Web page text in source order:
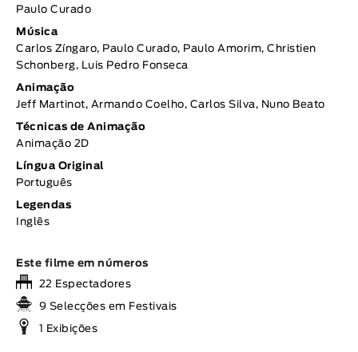
Paulo Curado
Música
Carlos Zíngaro, Paulo Curado, Paulo Amorim, Christien
Schonberg, Luis Pedro Fonseca
Animação
Jeff Martinot, Armando Coelho, Carlos Silva, Nuno Beato
Técnicas de Animação
Animação 2D
Língua Original
Português
Legendas
Inglês
Este filme em números
22 Espectadores
9 Selecções em Festivais
1 Exibições